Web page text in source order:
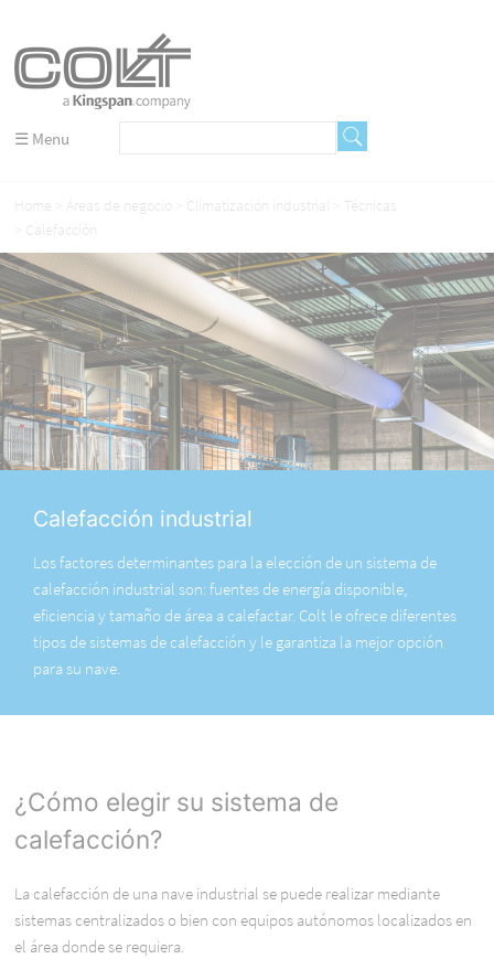
☰ Menu
Home Áreas de negocio Climatización industrial
Técnicas
Calefacción
Calefacción industrial
Los factores determinantes para la elección de un sistema de
calefacción industrial son: fuentes de energía disponible,
eficiencia y tamaño de área a calefactar. Colt le ofrece diferentes
tipos de sistemas de calefacción y le garantiza la mejor opción
para su nave.
¿Cómo elegir su sistema de
calefacción?
La calefacción de una nave industrial se puede realizar mediante
sistemas centralizados o bien con equipos autónomos localizados en
el área donde se requiera.